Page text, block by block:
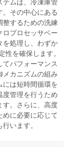
ムは、冷凍庫管
その中心にある
整するための洗練
ロプロセッサベー
を処理し、わずか
性を確保します。
パフォーマンス
メカニズムの組み
は短時間循環を
度管理を行うため
す。さらに、高度
に必要に応じて
います。